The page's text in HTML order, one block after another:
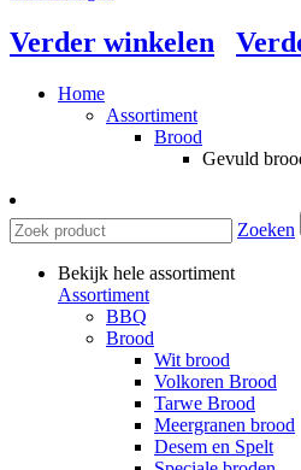
Verder winkelen
Home
Assortiment
Brood
Gevuld
Zoeken
Bekijk hele assortiment
Assortiment
BBQ
Brood
Wit brood
Volkoren Brood
Tarwe Brood
Meergranen brood
Desem en Spelt